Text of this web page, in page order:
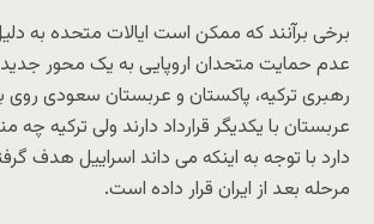
برخی برآنند که ممکن است ایالات متحده به
عدم حمایت متحدان اروپایی به یک محور
رهبری ترکیه، پاکستان و عربستان سعودی روی
عربستان با یکدیگر قرارداد دارند ولی ترکیه چه
دارد با توجه به اینکه می داند اسراییل هدف
مرحله بعد از ایران قرار داده است.